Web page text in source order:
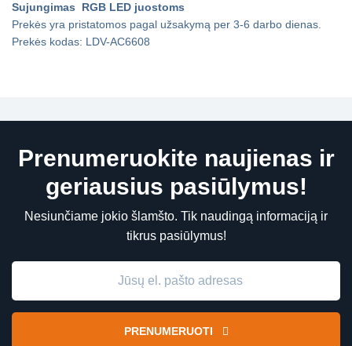
Sujungimas RGB LED juostoms
Prekės yra pristatomos pagal užsakymą per 3-6 darbo dienas.
Prekės kodas: LDV-AC6608
Prenumeruokite naujienas ir
geriausius pasiūlymus!
Nesiunčiame jokio šlamšto. Tik naudingą informaciją ir
tikrus pasiūlymus!
PRENUMERUOTI